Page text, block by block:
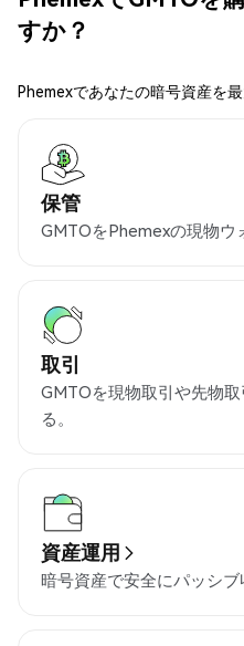
すか？
Phemexであなたの暗号資産を最
保管
GMTOをPhemexの現物ウ
取引
GMTOを現物取引や先物
る。
資産運用
暗号資産で安全にパッシブ